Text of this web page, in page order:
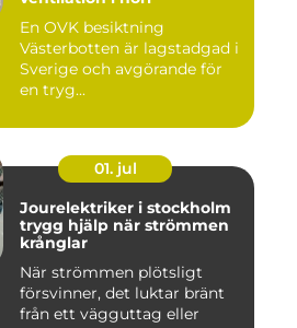
En OVK besiktning
Västerbotten är lagstadgad i
Sverige och avgörande för
en tryg...
01. jul
Jourelektriker i stockholm
trygg hjälp när strömmen
krånglar
När strömmen plötsligt
försvinner, det luktar bränt
från ett vägguttag eller